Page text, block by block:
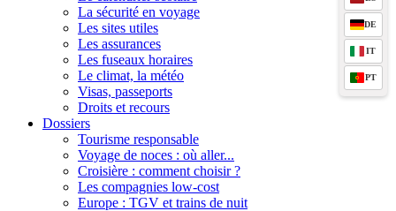
La sécurité en voyage
Les sites utiles
Les assurances
Les fuseaux horaires
Le climat, la météo
Visas, passeports
Droits et recours
Dossiers
Tourisme responsable
Voyage de noces : où aller...
Croisière : comment choisir ?
Les compagnies low-cost
Europe : TGV et trains de nuit
DE
IT
PT